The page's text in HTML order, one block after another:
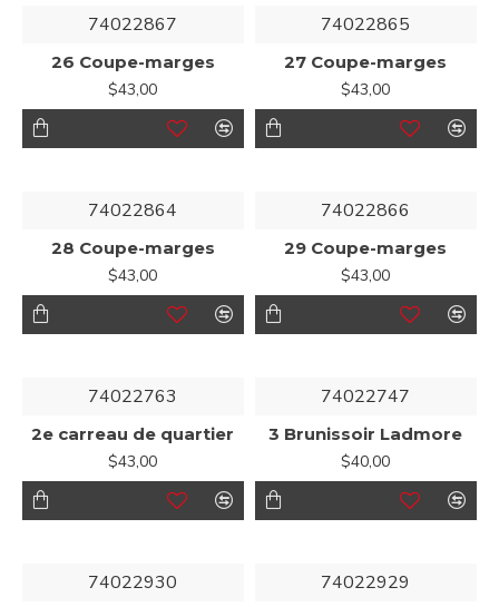
74022867
26 Coupe-marges
$43,00
74022865
27 Coupe-marges
$43,00
74022864
28 Coupe-marges
$43,00
74022866
29 Coupe-marges
$43,00
74022763
2e carreau de quartier
$43,00
74022747
3 Brunissoir Ladmore
$40,00
74022930 74022929